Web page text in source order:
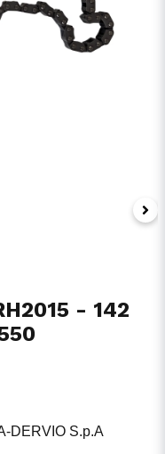
- 142
DERVIO S.p.A